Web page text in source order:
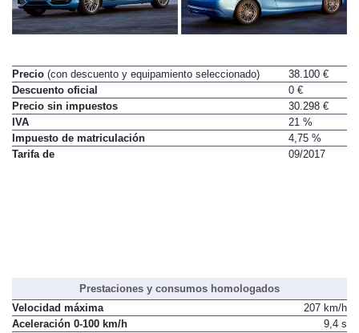
Precio(con descuento y equipamiento seleccionado)
38.100 €
Descuento oficial
0 €
Precio sin impuestos
30.298 €
IVA
21 %
Impuesto de matriculación
4,75 %
Prestaciones y consumos homologados
Velocidad máxima
207 km/h